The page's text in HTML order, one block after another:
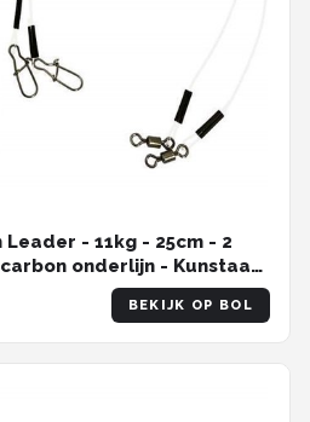
- 11kg - 25cm - 2
onderlijn - Kunstaas
BEKIJK OP BOL